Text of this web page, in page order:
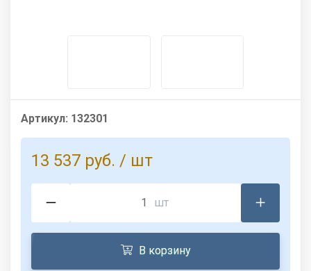
Артикул: 132301
13 537 руб. / шт
шт
В корзину